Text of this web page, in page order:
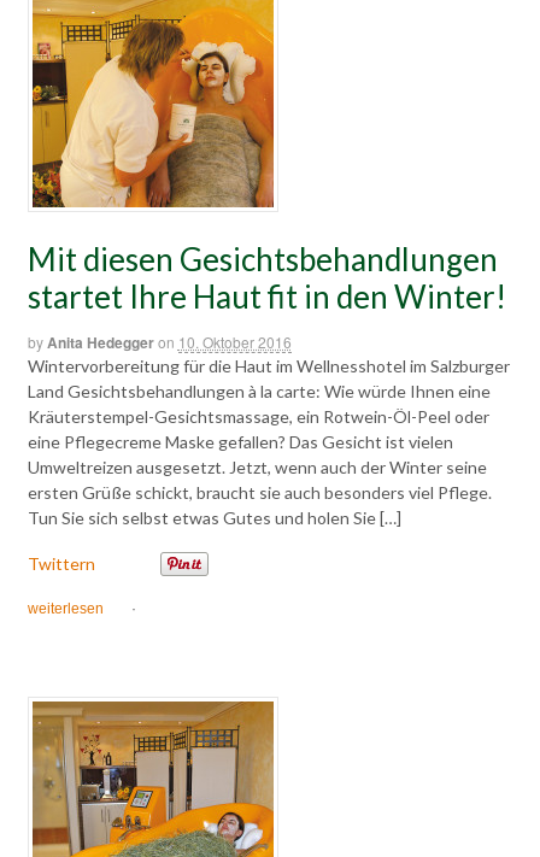
Mit diesen Gesichtsbehandlungen
startet Ihre Haut fit in den Winter!
byAnita Hedeggeron 10. Oktober 2016
Wintervorbereitung für die Haut im Wellnesshotel im Salzburger
Land Gesichtsbehandlungen à la carte: Wie würde Ihnen eine
Kräuterstempel-Gesichtsmassage, ein Rotwein-Öl-Peel oder
eine Pflegecreme Maske gefallen? Das Gesicht ist vielen
Umweltreizen ausgesetzt. Jetzt, wenn auch der Winter seine
ersten Grüße schickt, braucht sie auch besonders viel Pflege.
Tun Sie sich selbst etwas Gutes und holen Sie […]
Twittern
weiterlesen ·